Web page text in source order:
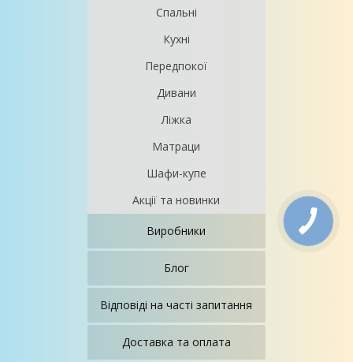
Спальні
Кухні
Передпокої
Дивани
Ліжка
Матраци
Шафи-купе
Акції та новинки
Виробники
Блог
Відповіді на часті запитання
Доставка та оплата